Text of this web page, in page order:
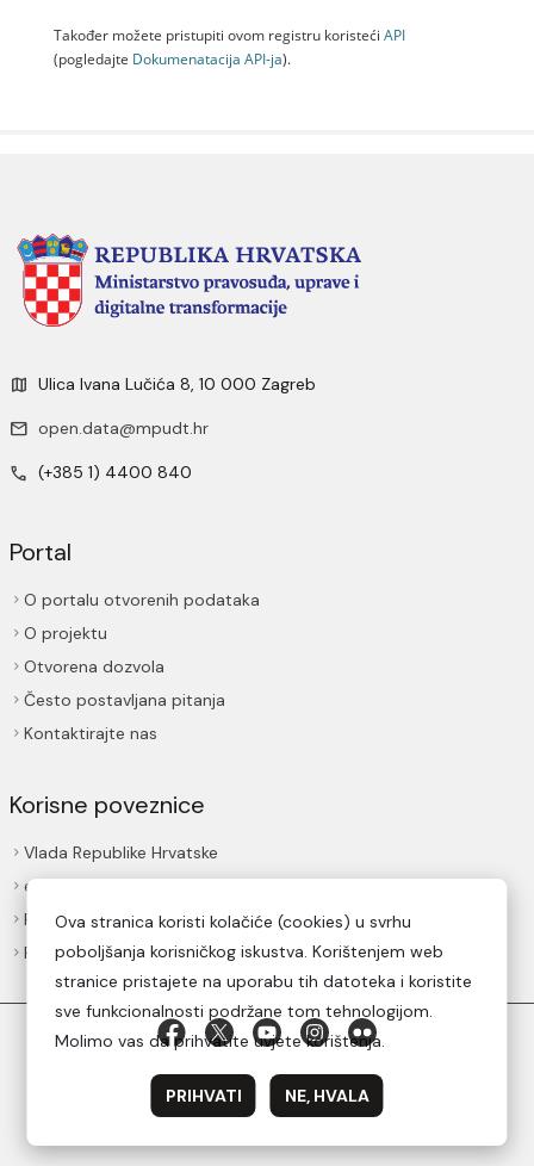
Također možete pristupiti ovom registru koristeći API
(pogledajte Dokumenаtаcijа API-jа).